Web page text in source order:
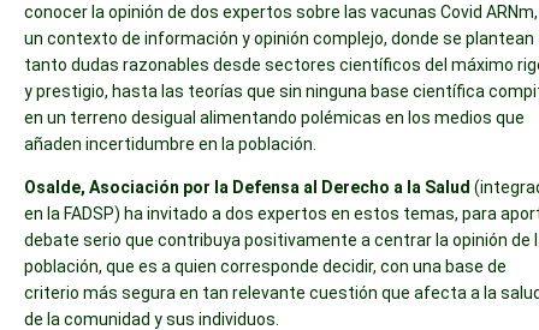
conocer la opinión de dos expertos sobre las vacunas Covid
un contexto de información y opinión complejo, donde se plantean
tanto dudas razonables desde sectores científicos del máximo
y prestigio, hasta las teorías que sin ninguna base científica
en un terreno desigual alimentando polémicas en los medios que
añaden incertidumbre en la población.
Osalde, Asociación por la Defensa al Derecho a la Salud
en la FADSP) ha invitado a dos expertos en estos temas, para
debate serio que contribuya positivamente a centrar la opinión de
población, que es a quien corresponde decidir, con una base de
criterio más segura en tan relevante cuestión que afecta a la
de la comunidad y sus individuos.